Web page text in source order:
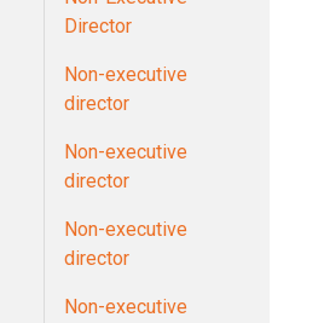
Director
Non-executive
director
Non-executive
director
Non-executive
director
Non-executive